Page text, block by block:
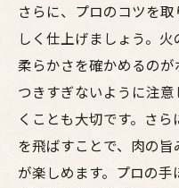
さらに、プロのコツを
しく仕上げましょう。
柔らかさを確かめるの
つきすぎないように注
くことも大切です。さ
を飛ばすことで、肉の
が楽しめます。プロの